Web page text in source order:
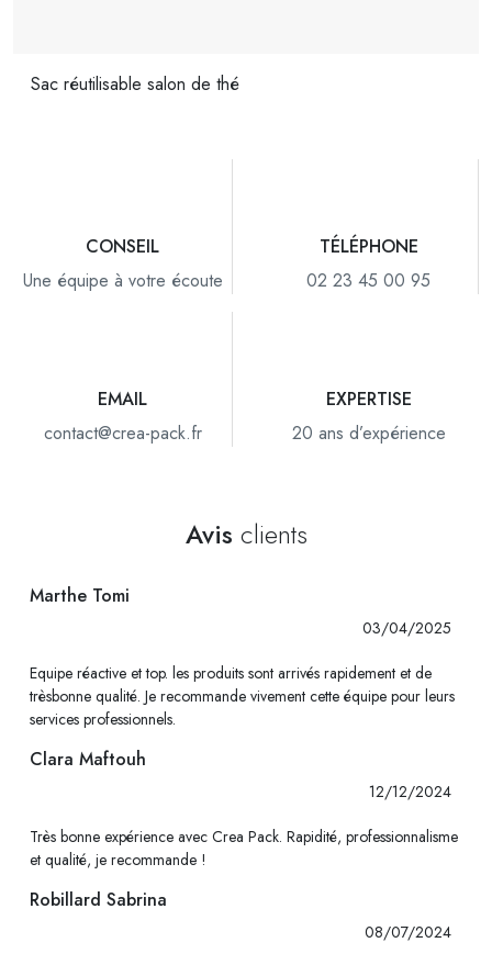
Sac réutilisable salon de thé
CONSEIL
Une équipe à votre écoute
TÉLÉPHONE
02 23 45 00 95
EMAIL
contact@crea-pack.fr
EXPERTISE
20 ans d’expérience
Avis clients
Marthe Tomi
03/04/2025
Equipe réactive et top. les produits sont arrivés rapidement et de
trèsbonne qualité. Je recommande vivement cette équipe pour leurs
services professionnels.
Clara Maftouh
12/12/2024
Très bonne expérience avec Crea Pack. Rapidité, professionnalisme
et qualité, je recommande !
Robillard Sabrina
08/07/2024